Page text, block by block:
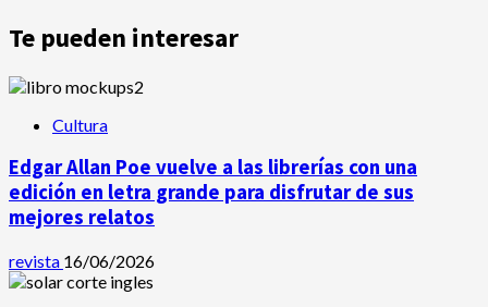
Te pueden interesar
Cultura
Edgar Allan Poe vuelve a las librerías con una
edición en letra grande para disfrutar de sus
mejores relatos
revista 16/06/2026